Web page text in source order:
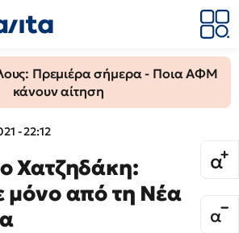
Πρεμιέρα σήμερα - Ποια ΑΦΜ
κάνουν αίτηση
- 22:12
Χατζηδάκη:
μόνο από τη Νέα